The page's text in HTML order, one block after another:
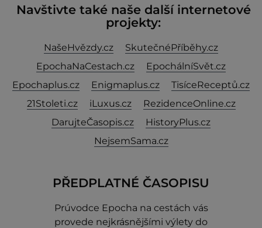
Navštivte také naše další internetové
projekty:
NašeHvězdy.cz
SkutečnéPříběhy.cz
EpochaNaCestach.cz
EpochálníSvět.cz
Epochaplus.cz
Enigmaplus.cz
TisíceReceptů.cz
21Stoleti.cz
iLuxus.cz
RezidenceOnline.cz
DarujteČasopis.cz
HistoryPlus.cz
NejsemSama.cz
PŘEDPLATNÉ ČASOPISU
Prúvodce Epocha na cestách vás
provede nejkrásnějšími výlety do